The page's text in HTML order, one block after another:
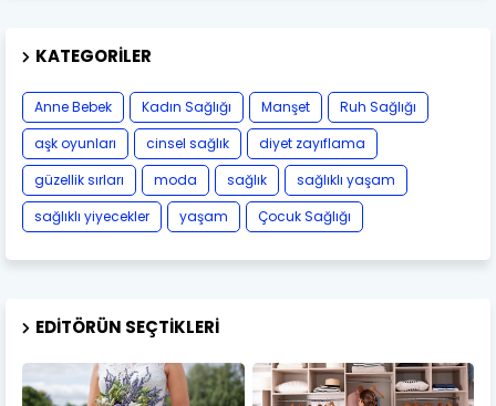
KATEGORILER
Anne Bebek Kadın Sağlığı Manşet
Ruh Sağlığı
aşk oyunları
cinsel sağlık
diyet zayıflama
güzellik sırları
moda sağlık
sağlıklı yaşam
sağlıklı yiyecekler
yaşam Çocuk Sağlığı
EDITÖRÜN SEÇTIKLERI